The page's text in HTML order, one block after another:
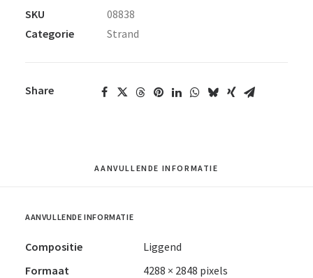
SKU
08838
Categorie
Strand
Share
AANVULLENDE INFORMATIE
AANVULLENDE INFORMATIE
Compositie
Liggend
Formaat
4288 × 2848 pixels